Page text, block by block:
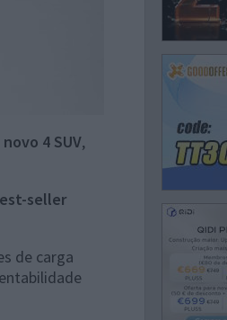
4 SUV,
seller
de carga